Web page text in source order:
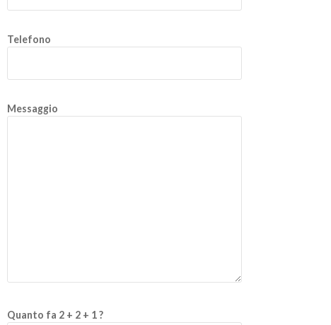
Telefono
Messaggio
Quanto fa 2 + 2 + 1 ?